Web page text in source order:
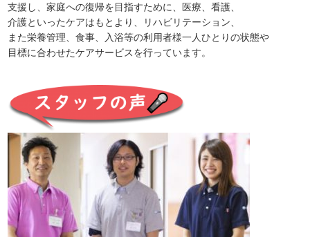
支援し、家庭への復帰を目指すために、医療、看護、
介護といったケアはもとより、リハビリテーション、
また栄養管理、食事、入浴等の利用者様一人ひとりの状態や
目標に合わせたケアサービスを行っています。